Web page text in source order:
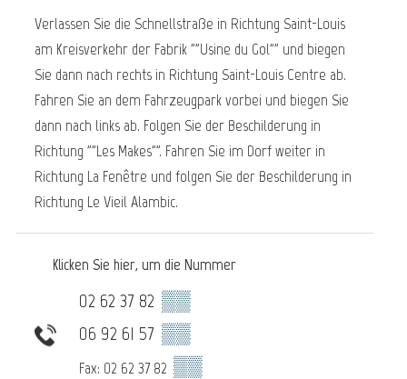
Verlassen Sie die Schnellstraße in Richtung Saint-Louis
am Kreisverkehr der Fabrik ""Usine du Gol"" und biegen
Sie dann nach rechts in Richtung Saint-Louis Centre ab.
Fahren Sie an dem Fahrzeugpark vorbei und biegen Sie
dann nach links ab. Folgen Sie der Beschilderung in
Richtung ""Les Makes"". Fahren Sie im Dorf weiter in
Richtung La Fenêtre und folgen Sie der Beschilderung in
Richtung Le Vieil Alambic.
Klicken Sie hier, um die Nummer
02 62 37 82 ▒▒
06 92 61 57 ▒▒
Fax: 02 62 37 82 ▒▒